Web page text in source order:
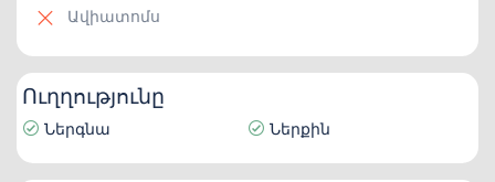
Ավիատոմս
Ուղղությունը
Ներգնա Ներքին